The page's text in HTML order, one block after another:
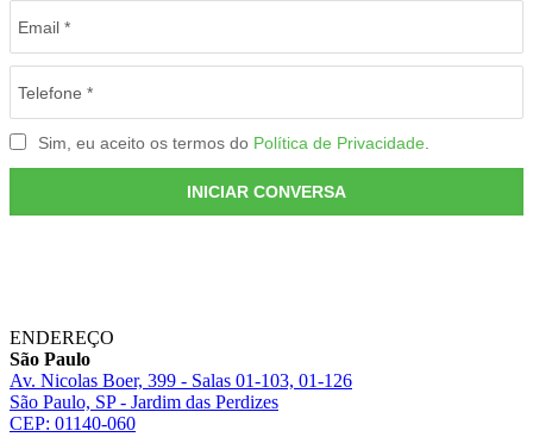
ENDEREÇO
São Paulo
Av. Nicolas Boer, 399 - Salas 01-103, 01-126
São Paulo, SP - Jardim das Perdizes
CEP: 01140-060